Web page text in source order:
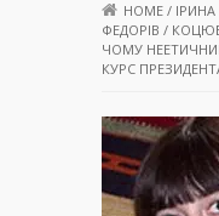
HOME / ІРИНА
ФЕДОРІВ /
ЧОМУ
КУРС